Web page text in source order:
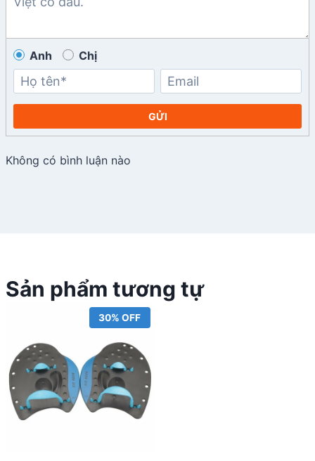
Anh Chị
GỬI
Không có bình luận nào
Sản phẩm tương tự
30% OFF